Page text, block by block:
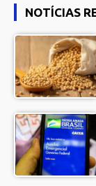
NOTÍCIAS